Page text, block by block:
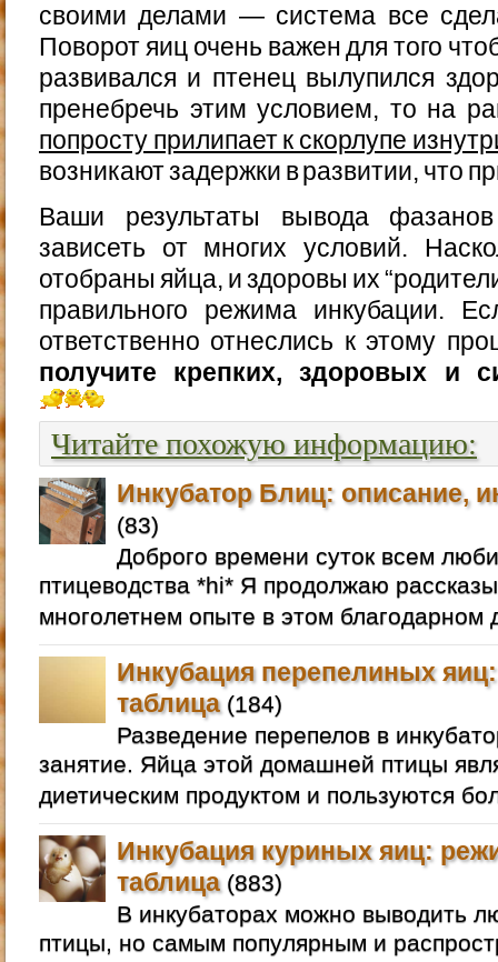
своими делами — система все
Поворот яиц очень важен для того
развивался и птенец вылупился
пренебречь этим условием, то на
попросту прилипает к скорлупе
возникают задержки в развитии, что
Ваши результаты вывода
зависеть от многих условий.
отобраны яйца, и здоровы их
правильного режима инкубации.
ответственно отнеслись к этому
получите крепких, здоровых и
Читайте похожую информацию:
Инкубатор Блиц: описание,
(83)
Доброго времени суток всем
птицеводства *hi* Я продолжаю
многолетнем опыте в этом
Инкубация перепелиных
таблица(184)
Разведение перепелов в
занятие. Яйца этой домашней птицы
диетическим продуктом и пользуются
Инкубация куриных яиц:
таблица(883)
В инкубаторах можно выводить
птицы, но самым популярным и